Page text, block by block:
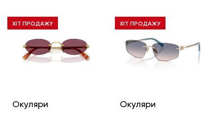
ХІТ ПРОДАЖУ
Окуляри
ХІТ ПРОДАЖУ
Окуляри